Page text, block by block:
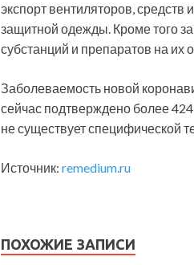
экспорт вентиляторов,
защитной одежды. Кроме того
субстанций и препаратов на их
Заболеваемость новой
сейчас подтверждено более
не существует специфической
Источник: remedium.ru
ПОХОЖИЕ ЗАПИСИ